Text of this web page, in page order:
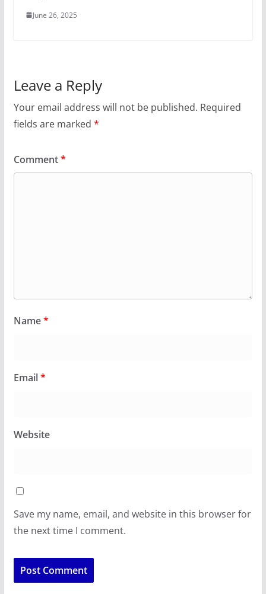
June 26, 2025
Leave a Reply
Your email address will not be published. Required
fields are marked *
Comment*
Name*
Email*
Website
Save my name, email, and website in this browser for
the next time I comment.